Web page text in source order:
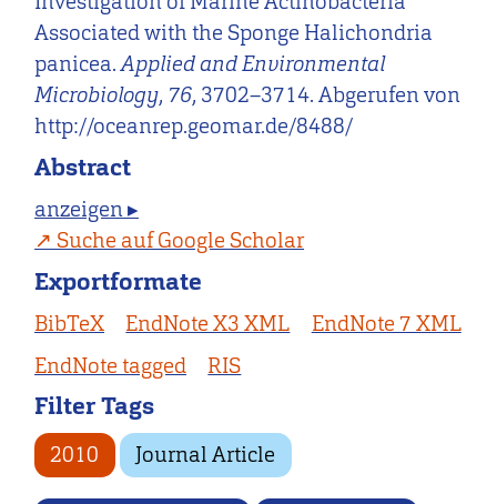
Associated with the Sponge Halichondria
panicea.Applied and Environmental
Microbiology, 76, 3702–3714. Abgerufen von
http://oceanrep.geomar.de/8488/
Abstract
anzeigen ▸
Suche auf Google Scholar
Exportformate
BibTeX EndNote X3 XML
EndNote 7 XML
EndNote tagged
RIS
Filter Tags
2010 Journal Article